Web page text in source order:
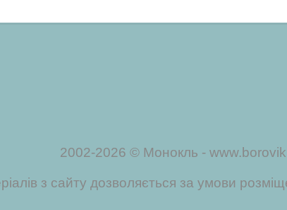
2002-2026 © Монокль -
з сайту дозволяється за умови